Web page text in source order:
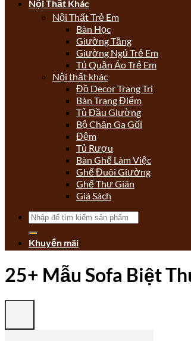
Nội Thất Khác
Nội Thất Trẻ Em
Bàn Học
Giường Tầng
Giường Ngủ Trẻ Em
Tủ Quần Áo Trẻ Em
Nội thất khác
Đồ Decor Trang Trí
Bàn Trang Điểm
Tủ Đầu Giường
Bộ Chăn Ga Gối
Đệm
Tủ Rượu
Bàn Ghế Làm Việc
Ghế Đuôi Giường
Ghế Thư Giãn
Giá Sách
Tìm
kiếm:
Khuyến mãi
25+ Mẫu Sofa Biệt